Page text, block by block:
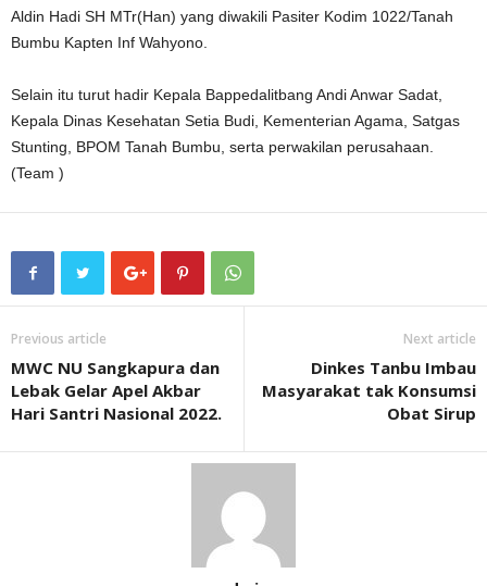
Aldin Hadi SH MTr(Han) yang diwakili Pasiter Kodim 1022/Tanah
Bumbu Kapten Inf Wahyono.
Selain itu turut hadir Kepala Bappedalitbang Andi Anwar Sadat,
Kepala Dinas Kesehatan Setia Budi, Kementerian Agama, Satgas
Stunting, BPOM Tanah Bumbu, serta perwakilan perusahaan.
(Team )
Previous article
MWC NU Sangkapura dan
Lebak Gelar Apel Akbar
Hari Santri Nasional 2022.
Next article
Dinkes Tanbu Imbau
Masyarakat tak Konsumsi
Obat Sirup